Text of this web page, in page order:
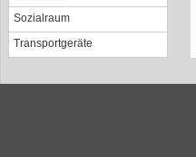
Sozialraum
Transportgeräte